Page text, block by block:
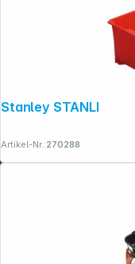
Artikel-Nr.:270288